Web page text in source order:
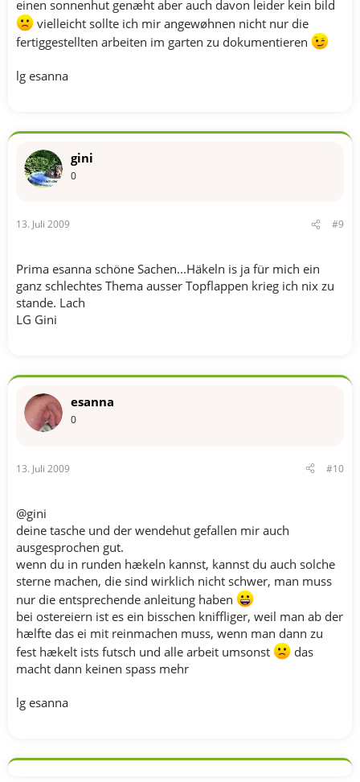
einen sonnenhut genæht aber auch davon leider kein bild
vielleicht sollte ich mir angewøhnen nicht nur die
fertiggestellten arbeiten im garten zu dokumentieren
lg esanna
gini
0
13. Juli 2009 #9
Prima esanna schöne Sachen...Häkeln is ja für mich ein
ganz schlechtes Thema ausser Topflappen krieg ich nix zu
stande. Lach
LG Gini
esanna
0
13. Juli 2009 #10
@gini
deine tasche und der wendehut gefallen mir auch
ausgesprochen gut.
wenn du in runden hækeln kannst, kannst du auch solche
sterne machen, die sind wirklich nicht schwer, man muss
nur die entsprechende anleitung haben
bei ostereiern ist es ein bisschen kniffliger, weil man ab der
hælfte das ei mit reinmachen muss, wenn man dann zu
fest hækelt ists futsch und alle arbeit umsonst
das
macht dann keinen spass mehr
lg esanna